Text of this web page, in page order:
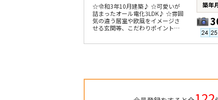
☆令和3年10月建築♪ ☆可愛いが
詰まったオール電化3LDK♪ ☆雰囲
気の違う居室や欧風をイメージさ
せる玄関等、こだわりポイント有
築年